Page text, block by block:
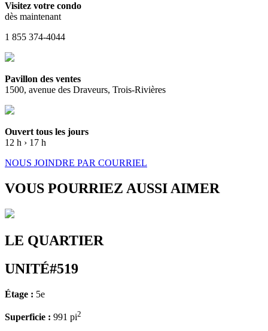
Visitez votre condo
dès maintenant
1 855 374-4044
Pavillon des ventes
1500, avenue des Draveurs, Trois-Rivières
Ouvert tous les jours
12 h › 17 h
NOUS JOINDRE PAR COURRIEL
VOUS POURRIEZ AUSSI AIMER
LE QUARTIER
UNITÉ#519
Étage : 5e
Superficie : 991 pi2